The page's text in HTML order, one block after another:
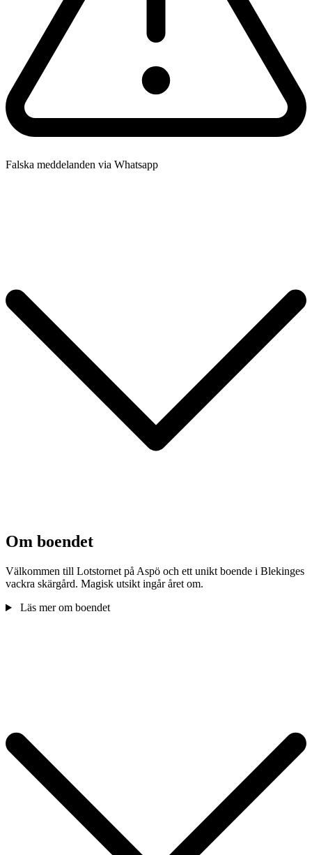
Falska meddelanden via Whatsapp
Om boendet
Välkommen till Lotstornet på Aspö och ett unikt boende i Blekinges
vackra skärgård. Magisk utsikt ingår året om.
Läs mer om boendet